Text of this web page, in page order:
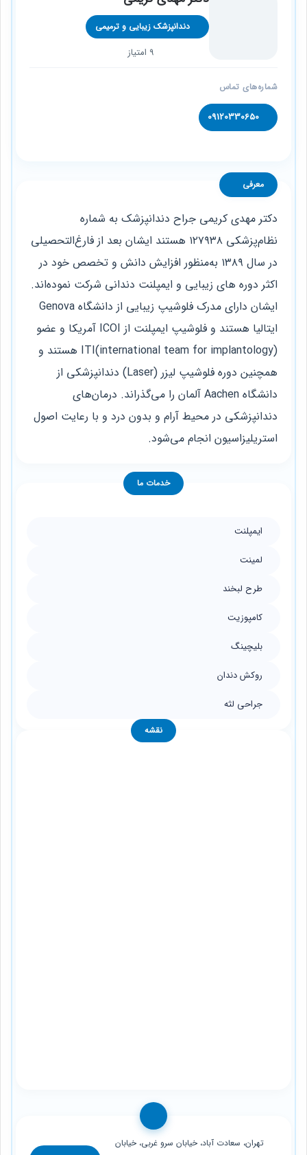
دندانپزشک زیبایی و ترمیمی
9 امتیاز
شماره‌های تماس
09120330650
معرفی
دکتر مهدی کریمی جراح دندانپزشک به شماره
نظام‌پزشکی ۱۲۷۹۳۸ هستند ایشان بعد از فارغ‌التحصیلی
در سال ۱۳۸۹ به‌منظور افزایش دانش و تخصص خود در
اکثر دوره های زیبایی و ایمپلنت دندانی شرکت نموده‌اند.
ایشان دارای مدرک فلوشیپ زیبایی از دانشگاه Genova
ایتالیا هستند و فلوشیپ ایمپلنت از ICOI آمریکا و عضو
ITI(international team for implantology) هستند و
همچنین دوره فلوشیپ لیزر (Laser) دندانپزشکی از
دانشگاه Aachen آلمان را می‌گذراند. درمان‌های
دندانپزشکی در محیط آرام و بدون درد و با رعایت اصول
استریلیزاسیون انجام می‌شود.
خدمات ما
ایمپلنت
لمینت
طرح لبخند
کامپوزیت
بلیچینگ
روکش دندان
جراحی لثه
نقشه
تهران، سعادت آباد، خیابان سرو غربی، خیابان